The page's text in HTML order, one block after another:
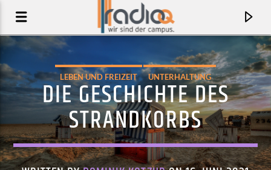
LEBEN UND FREIZEIT UNTERHALTUNG
DIE GESCHICHTE DES
STRANDKORBS